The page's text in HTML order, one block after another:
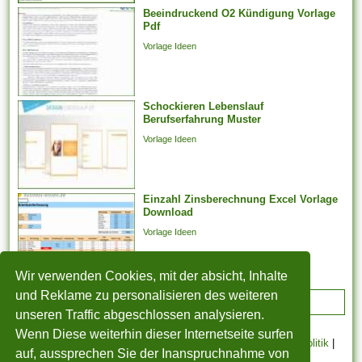
Wir verwenden Cookies, mit der absicht, Inhalte
und Reklame zu personalisieren des weiteren
unseren Traffic abgeschlossen analysieren.
Wenn Diese weiterhin dieser Internetseite surfen
auf, aussprechen Sie der Inanspruchnahme von
Jahresabschluss noch
aussteht, bei weitem nicht
weiter arbeiten
möglicherweise. Er kann...
Beeindruckend O2 Kündigung Vorlage
Pdf
Vorlage Ideen
Schockieren Lebenslauf
Berufserfahrung Muster
Vorlage Ideen
Einzahl Zinsberechnung Excel Vorlage
Download
Vorlage Ideen
ADVERTISEMENT
Cookie Politik|